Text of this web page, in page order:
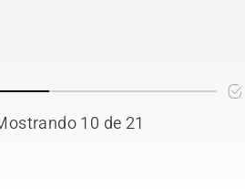
10 de 21